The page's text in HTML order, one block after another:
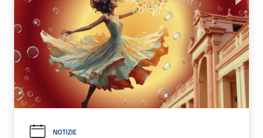
NOTIZIE